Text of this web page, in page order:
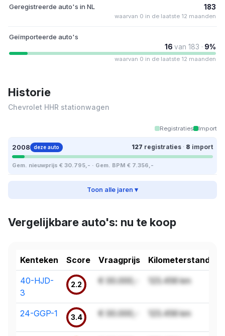
Geregistreerde auto's in NL 183
waarvan 0 in de laatste 12 maanden
Geïmporteerde auto's
16 van 183 · 9%
waarvan 0 in de laatste 12 maanden
Historie
Chevrolet HHR stationwagen
Registraties Import
2008 deze auto 127 registraties · 8 import
Gem. nieuwprijs € 30.795,- · Gem. BPM € 7.356,-
Toon alle jaren ▾
Vergelijkbare auto's: nu te koop
Kenteken Score Vraagprijs Kilometerstand
40-HJD-
3
2.2 € 00.000,- 123.456 km
24-GGP-1 3.4 € 00.000,- 123.456 km